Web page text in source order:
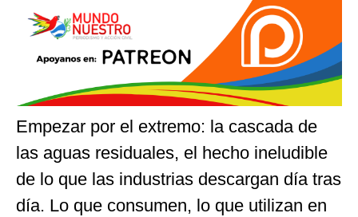
Empezar por el extremo: la cascada de
las aguas residuales, el hecho ineludible
de lo que las industrias descargan día tras
día. Lo que consumen, lo que utilizan en